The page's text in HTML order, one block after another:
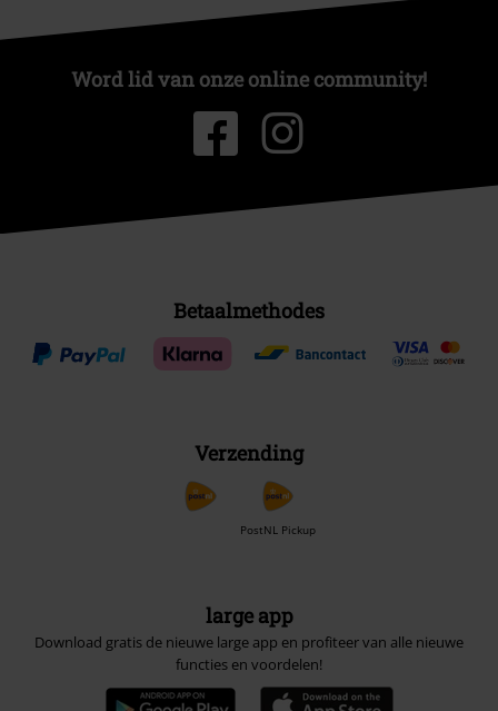
Word lid van onze online community!
Betaalmethodes
Verzending
PostNL Pickup
large app
Download gratis de nieuwe large app en profiteer van alle nieuwe
functies en voordelen!